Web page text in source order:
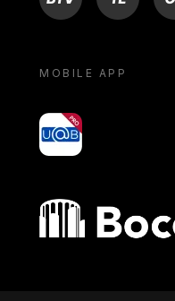
MOBILE APP
yoU@B
Bocconi shop